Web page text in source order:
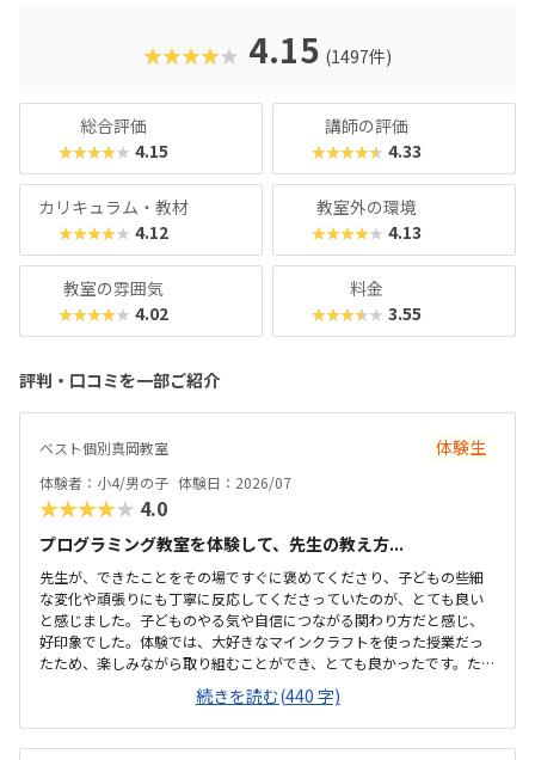
クに慣れている今の子どもでも、「安っぽい」「子どもっぽ
い」と思わず勉強に取り組めるでしょう。学習結果は通信簿
★★★★★ 4.15 (1497件)
総合評価
★★★★★ 4.15
講師の評価
★★★★★ 4.33
カリキュラム・教材
★★★★★ 4.12
教室外の環境
★★★★★ 4.13
教室の雰囲気
★★★★★ 4.02
料金
★★★★★ 3.55
評判・口コミを一部ご紹介
ベスト個別真岡教室 体験生
体験者：小4/男の子 体験日：2026/07
★★★★★ 4.0
プログラミング教室を体験して、先生の教え方...
先生が、できたことをその場ですぐに褒めてくださり、子どもの些細
な変化や頑張りにも丁寧に反応してくださっていたのが、とても良い
と感じました。子どものやる気や自信につながる関わり方だと感じ、
好印象でした。体験では、大好きなマインクラフトを使った授業だっ
たため、楽しみながら取り組むことができ、とても良かったです。た
だ、今後もずっとマインクラフトを使った内容ではないと伺ったの
で、その後も興味を持って取り組めるかどうかは少し気になる点でし
た。教室は自宅から15分ほどの距離にあり、通いやすいと感じまし
た。また、駐車場もあるため、送り迎えもしやすく、安心して通わせ
続きを読む(440 字)